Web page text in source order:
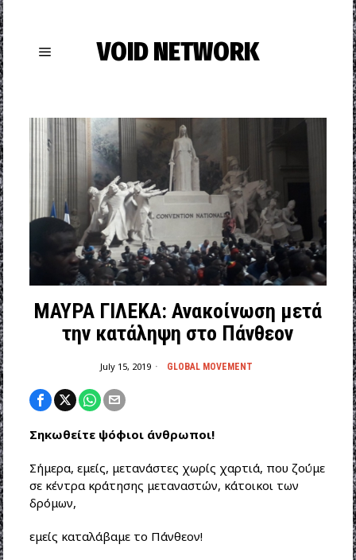
VOID NETWORK
ΜΑΥΡΑ ΓΙΛΕΚΑ: Ανακοίνωση μετά
την κατάληψη στο Πάνθεον
July 15, 2019 GLOBAL MOVEMENT
Σηκωθείτε ψόφιοι άνθρωποι!
Σήμερα, εμείς, μετανάστες χωρίς χαρτιά, που ζούμε
σε κέντρα κράτησης μεταναστών, κάτοικοι των
δρόμων,
εμείς καταλάβαμε το Πάνθεον!